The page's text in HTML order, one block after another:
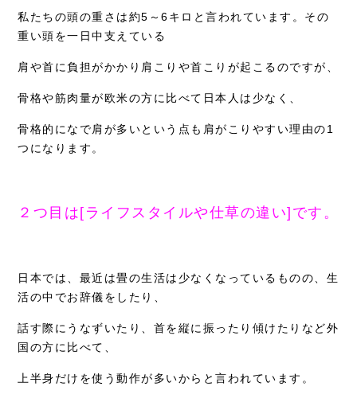
私たちの頭の重さは約5～6キロと言われています。その
重い頭を一日中支えている
肩や首に負担がかかり肩こりや首こりが起こるのですが、
骨格や筋肉量が欧米の方に比べて日本人は少なく、
骨格的になで肩が多いという点も肩がこりやすい理由の1
つになります。
２つ目は[ライフスタイルや仕草の違い]です。
日本では、最近は畳の生活は少なくなっているものの、生
活の中でお辞儀をしたり、
話す際にうなずいたり、首を縦に振ったり傾けたりなど外
国の方に比べて、
上半身だけを使う動作が多いからと言われています。